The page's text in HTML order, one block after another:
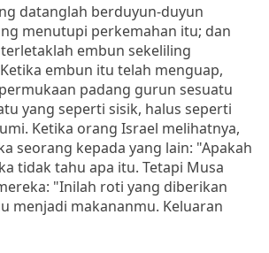
datanglah berduyun-duyun
menutupi perkemahan itu; dan
embun sekeliling
embun itu telah menguap,
padang gurun sesuatu
yang seperti sisik, halus seperti
Ketika orang Israel melihatnya,
seorang kepada yang lain: "Apakah
tidak tahu apa itu. Tetapi Musa
"Inilah roti yang diberikan
menjadi makananmu. Keluaran